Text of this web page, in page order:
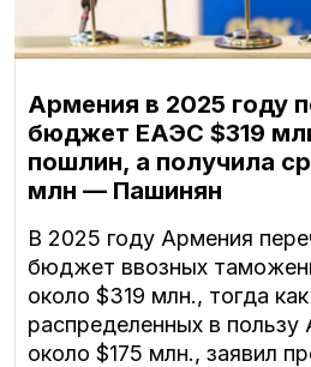
Армения в 2025 году
бюджет ЕАЭС $319
пошлин, а получила
млн — Пашинян
В 2025 году Армения
бюджет ввозных
около $319 млн., тогда
распределенных в пользу
около $175 млн., заявил